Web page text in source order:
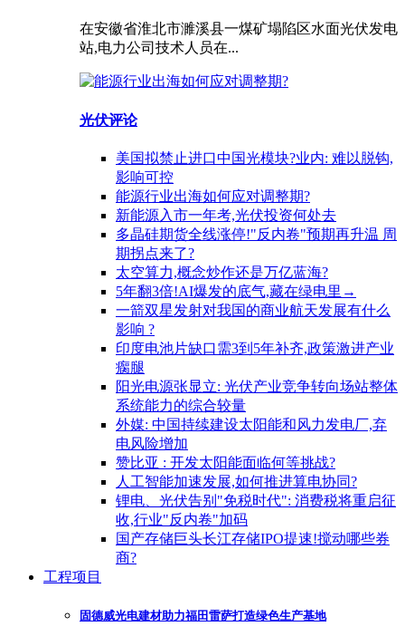
在安徽省淮北市濉溪县一煤矿塌陷区水面光伏发电
站,电力公司技术人员在...
光伏评论
美国拟禁止进口中国光模块?业内: 难以脱钩,
影响可控
能源行业出海如何应对调整期?
新能源入市一年考,光伏投资何处去
多晶硅期货全线涨停!"反内卷"预期再升温 周
期拐点来了?
太空算力,概念炒作还是万亿蓝海?
5年翻3倍!AI爆发的底气,藏在绿电里→
一箭双星发射对我国的商业航天发展有什么
影响 ?
印度电池片缺口需3到5年补齐,政策激进产业
瘸腿
阳光电源张显立: 光伏产业竞争转向场站整体
系统能力的综合较量
外媒: 中国持续建设太阳能和风力发电厂,弃
电风险增加
赞比亚 : 开发太阳能面临何等挑战?
人工智能加速发展,如何推进算电协同?
锂电、光伏告别"免税时代": 消费税将重启征
收,行业"反内卷"加码
国产存储巨头长江存储IPO提速!搅动哪些券
商?
工程项目
固德威光电建材助力福田雷萨打造绿色生产基地